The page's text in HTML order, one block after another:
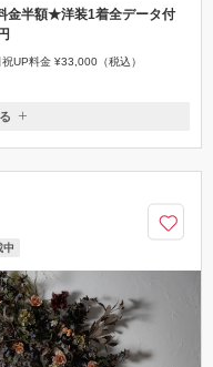
金半額★洋装1着全データ付
祝UP料金 ¥33,000（税込）
中